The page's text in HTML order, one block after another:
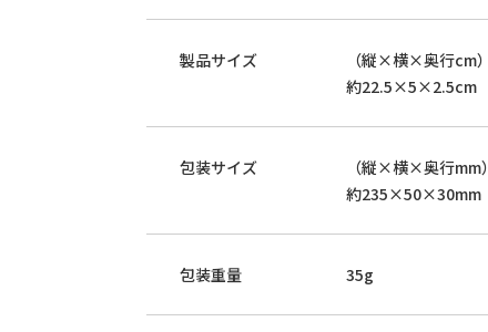
製品サイズ
（縦×横×奥行cm）
約22.5×5×2.5cm
包装サイズ
（縦×横×奥行mm）
約235×50×30mm
包装重量 35g